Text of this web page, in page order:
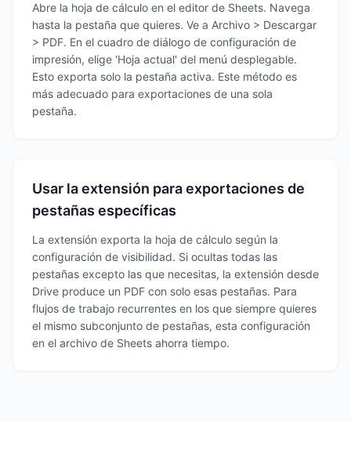
Abre la hoja de cálculo en el editor de Sheets. Navega
hasta la pestaña que quieres. Ve a Archivo > Descargar
> PDF. En el cuadro de diálogo de configuración de
impresión, elige 'Hoja actual' del menú desplegable.
Esto exporta solo la pestaña activa. Este método es
más adecuado para exportaciones de una sola
pestaña.
Usar la extensión para exportaciones de
pestañas específicas
La extensión exporta la hoja de cálculo según la
configuración de visibilidad. Si ocultas todas las
pestañas excepto las que necesitas, la extensión desde
Drive produce un PDF con solo esas pestañas. Para
flujos de trabajo recurrentes en los que siempre quieres
el mismo subconjunto de pestañas, esta configuración
en el archivo de Sheets ahorra tiempo.